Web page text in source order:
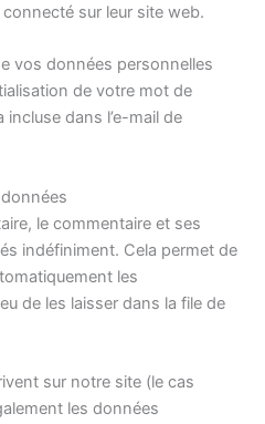
sur leur site web.
vos données personnelles
de votre mot de
dans l’e-mail de
le commentaire et ses
indéfiniment. Cela permet de
les
de les laisser dans la file de
sur notre site (le cas
les données